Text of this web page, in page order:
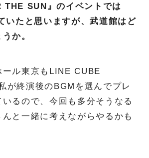
THE SUN』のイベントでは
いたと思いますが、武道館はど
か。
ール東京もLINE CUBE
が終演後のBGMを選んでプレ
るので、今回も多分そうなる
と一緒に考えながらやるかも